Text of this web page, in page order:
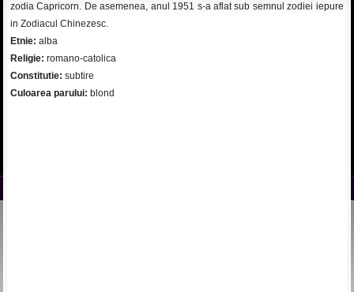
zodia Capricorn. De asemenea, anul 1951 s-a aflat sub semnul zodiei iepure
in Zodiacul Chinezesc.
Etnie: alba
Religie: romano-catolica
Constitutie: subtire
Culoarea parului: blond